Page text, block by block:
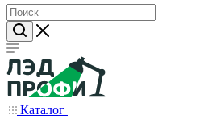
Каталог